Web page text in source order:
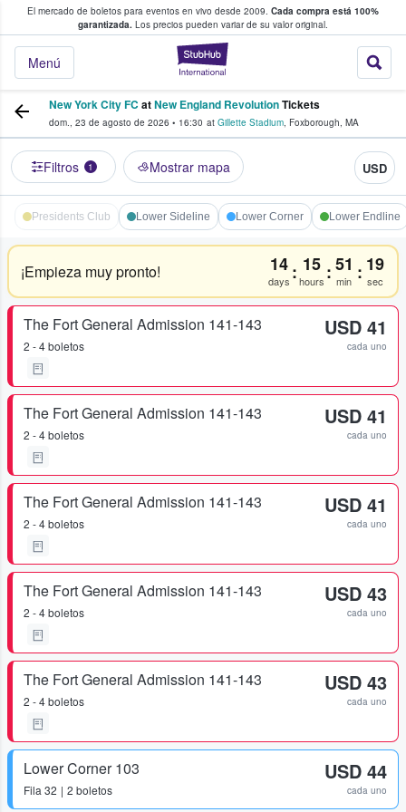
El mercado de boletos para eventos en vivo desde 2009. Cada compra está 100%
garantizada. Los precios pueden variar de su valor original.
StubHub: donde
Menú
fans compran y venden boletos
New York City FC atNew England RevolutionTickets
dom., 23 de agosto de 2026 • 16:30 at Gillette Stadium, Foxborough, MA
Filtros 1 Mostrar mapa USD
Presidents Club Lower Sideline Lower Corner Lower Endline
¡Empieza muy pronto! 14
days : 15
hours :51
min : 19
sec
The Fort General Admission 141-143
2 - 4 boletos
USD 41
cada uno
The Fort General Admission 141-143
2 - 4 boletos
USD 41
cada uno
The Fort General Admission 141-143
2 - 4 boletos
USD 41
cada uno
The Fort General Admission 141-143
2 - 4 boletos
USD 43
cada uno
The Fort General Admission 141-143
2 - 4 boletos
USD 43
cada uno
Lower Corner 103
Fila 32 2 boletos
USD 44
cada uno